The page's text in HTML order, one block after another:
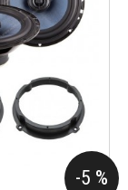
-5 %